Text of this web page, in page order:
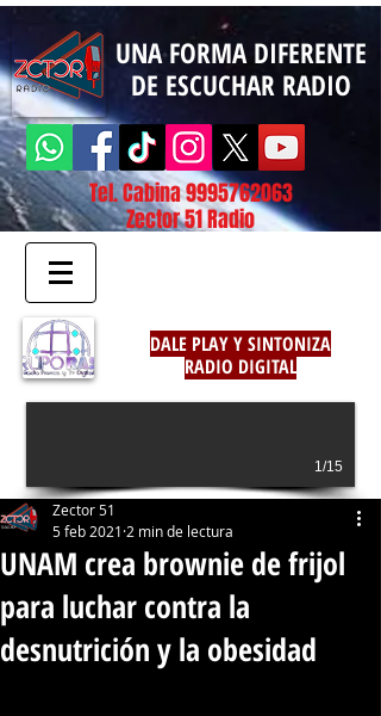
UNA FORMA DIFERENTE
DE ESCUCHAR RADIO
Tel. Cabina9995762063
Zector 51 Radio
DALE PLAY Y SINTONIZA
RADIO DIGITAL
1/15
UNAM crea brownie de frijol
para luchar contra la
desnutrición y la obesidad
Zector 51
5 feb 2021 2 min de lectura